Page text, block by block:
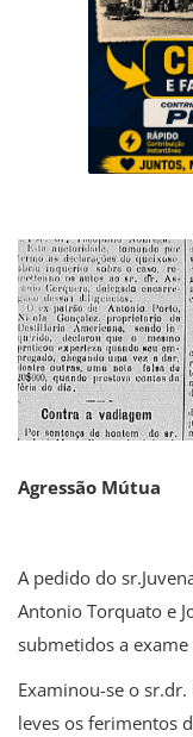
Vídeos
Contribua
História da Família
Entrar
Agressão Mútua
A pedido do
Antonio Torquato e
submetidos a
Examinou-se o
leves os ferimentos